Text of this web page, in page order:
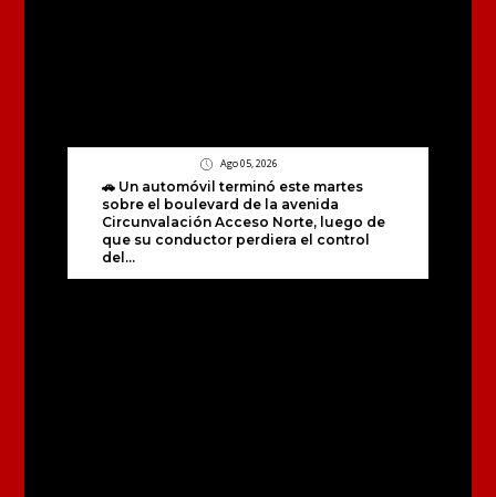
Ago 05, 2026
🚗 Un automóvil terminó este martes
sobre el boulevard de la avenida
Circunvalación Acceso Norte, luego de
que su conductor perdiera el control
del...